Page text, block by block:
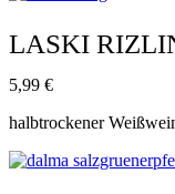
LASKI
5,99 €
halbtrockener